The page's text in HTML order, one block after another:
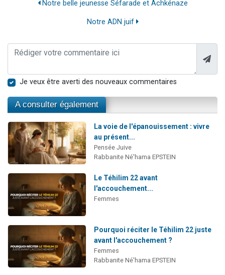
Notre belle jeunesse Séfarade et Achkénaze
Notre ADN juif
Je veux être averti des nouveaux commentaires
A consulter également
La voie de l'épanouissement : vivre
au présent...
Pensée Juive
Rabbanite Né'hama EPSTEIN
Le Téhilim 22 avant
l'accouchement...
Femmes
Pourquoi réciter le Téhilim 22 juste
avant l'accouchement ?
Femmes
Rabbanite Né'hama EPSTEIN